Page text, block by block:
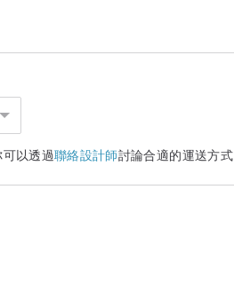
以透過聯絡設計師討論合適的運送方式